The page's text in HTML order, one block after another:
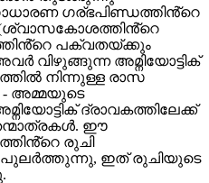
ഗര്ഭപിണ്ഡത്തിൻ്റെ
(ശ്വാസകോശത്തിൻ്റെ
പക്വതയ്ക്കും
വിഴുങ്ങുന്ന അമ്നിയോട്ടിക്
നിന്നുള്ള രാസ
അമ്മയുടെ
ദ്രാവകത്തിലേക്ക്
ഈ
രുചി
പുലർത്തുന്നു, ഇത് രുചിയുടെ